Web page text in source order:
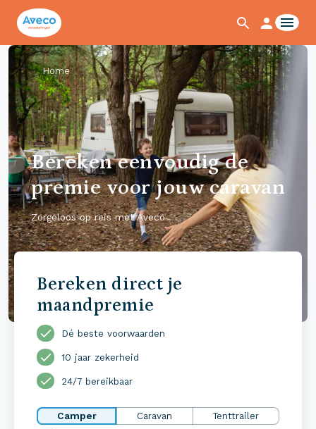
Home
Bereken eenvoudig de
premie voor jouw caravan
Zorgeloos op reis met Aveco
Bereken direct je
maandpremie
Dé beste voorwaarden
10 jaar zekerheid
24/7 bereikbaar
Camper Caravan Tenttrailer